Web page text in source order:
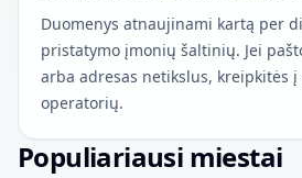
Duomenys atnaujinami kartą per
pristatymo įmonių šaltinių. Jei
arba adresas netikslus, kreipkitės
operatorių.
Populiariausi miestai